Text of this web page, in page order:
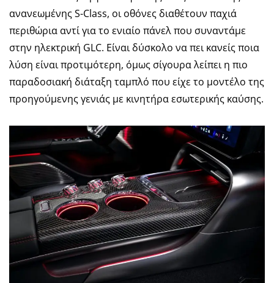
ανανεωμένης S-Class, οι οθόνες διαθέτουν παχιά
περιθώρια αντί για το ενιαίο πάνελ που συναντάμε
στην ηλεκτρική GLC. Είναι δύσκολο να πει κανείς ποια
λύση είναι προτιμότερη, όμως σίγουρα λείπει η πιο
παραδοσιακή διάταξη ταμπλό που είχε το μοντέλο της
προηγούμενης γενιάς με κινητήρα εσωτερικής καύσης.